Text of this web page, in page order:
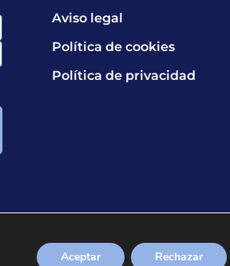
Aviso legal
Política de cookies
Política de privacidad
Aceptar Rechazar